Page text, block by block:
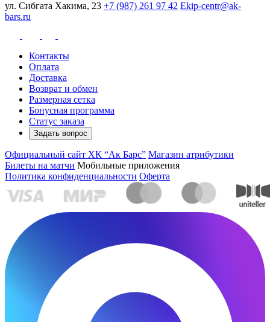
ул. Сибгата Хакима, 23 +7 (987) 261 97 42 Ekip-centr@ak-
bars.ru
Контакты
Оплата
Доставка
Возврат и обмен
Размерная сетка
Бонусная программа
Статус заказа
Задать вопрос
Официальный сайт ХК “Ак Барс” Магазин атрибутики
Билеты на матчи Мобильные приложения
Политика конфиденциальности Оферта